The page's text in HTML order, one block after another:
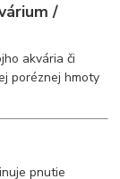
/
akvária či
poréznej hmoty
pnutie